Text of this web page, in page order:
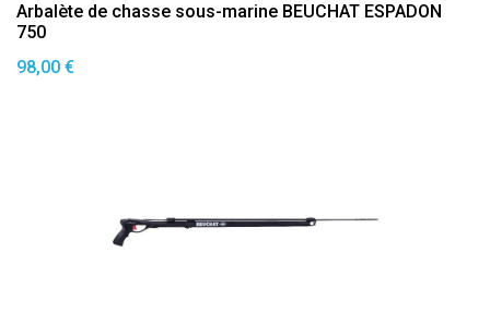
Arbalète de chasse sous-marine BEUCHAT ESPADON
750
98,00 €